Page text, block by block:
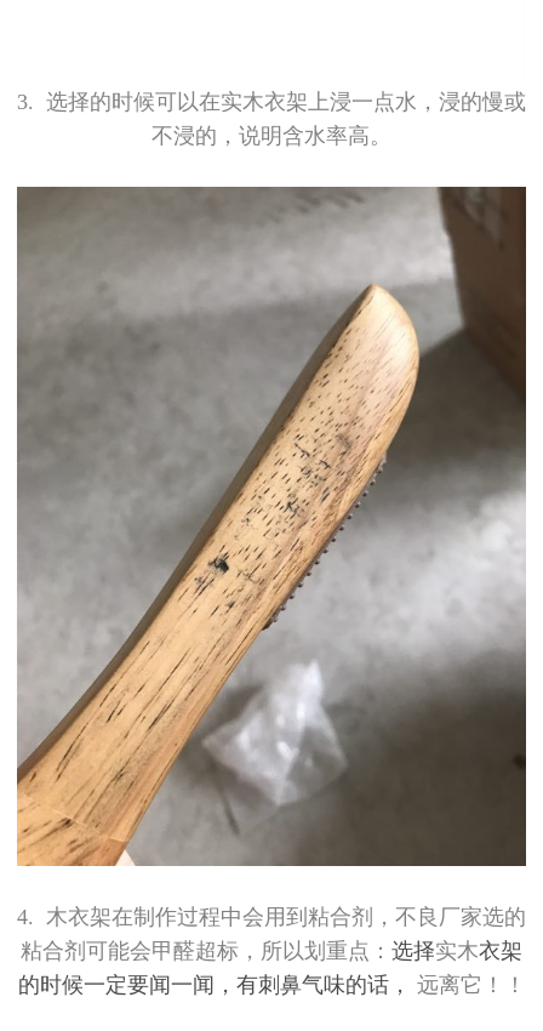
3. 选择的时候可以在实木衣架上浸一点水，浸的慢或
不浸的，说明含水率高。
4. 木衣架在制作过程中会用到粘合剂，不良厂家选的
粘合剂可能会甲醛超标，所以划重点： 选择实木衣架
的时候一定要闻一闻，有刺鼻气味的话，
远离它！！